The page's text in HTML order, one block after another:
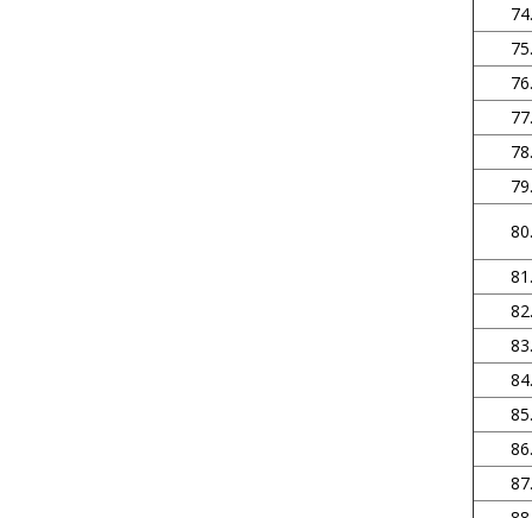
74.
75.
76.
77.
78.
79.
80.
81.
82.
83.
84.
85.
86.
87.